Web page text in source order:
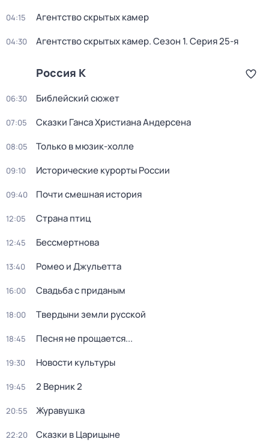
04:15 Агентство скрытых камер
04:30 Агентство скрытых камер. Сезон 1. Серия 25-я
Россия К
06:30 Библейский сюжет
07:05 Сказки Ганса Христиана Андерсена
08:05 Только в мюзик-холле
09:10 Исторические курорты России
09:40 Почти смешная история
12:05 Страна птиц
12:45 Бессмертнова
13:40 Ромео и Джульетта
16:00 Свадьба с приданым
18:00 Твердыни земли русской
18:45 Песня не прощается...
19:30 Новости культуры
19:45 2 Верник 2
20:55 Журавушка
22:20 Сказки в Царицыне